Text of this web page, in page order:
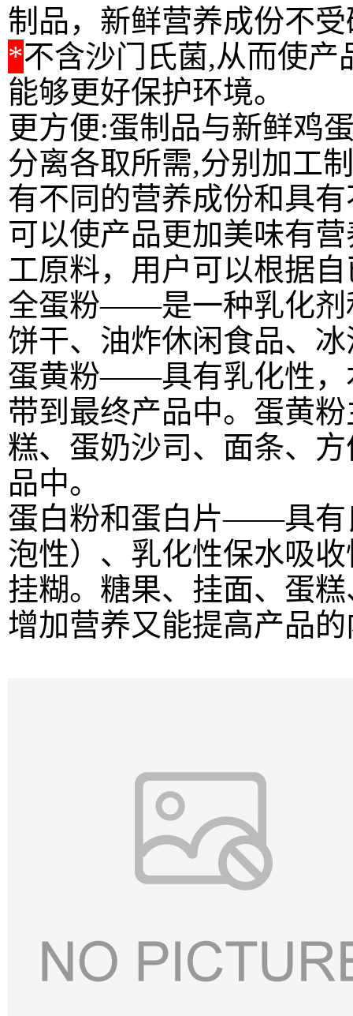
制品，新鲜营养成份不
*不含沙门氏菌,从而使
能够更好保护环境。
更方便:蛋制品与新鲜鸡
分离各取所需,分别加工
有不同的营养成份和具
可以使产品更加美味有
工原料，用户可以根据
全蛋粉——是一种乳化剂
饼干、油炸休闲食品、
蛋黄粉——具有乳化性，
带到最终产品中。蛋黄
糕、蛋奶沙司、面条、
品中。
蛋白粉和蛋白片——具有
泡性）、乳化性保水吸
挂糊。糖果、挂面、蛋
增加营养又能提高产品